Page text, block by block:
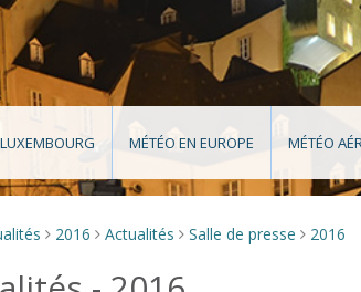
MÉTÉO EN EUROPE MÉTÉO
> 2016 > Actualités > Salle de presse > 2016